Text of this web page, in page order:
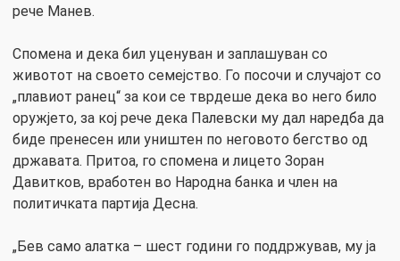
рече Манев.
Спомена и дека бил уценуван и заплашуван со
животот на своето семејство. Го посочи и случајот со
„плавиот ранец“ за кои се тврдеше дека во него било
оружјето, за кој рече дека Палевски му дал наредба да
биде пренесен или уништен по неговото бегство од
државата. Притоа, го спомена и лицето Зоран
Давитков, вработен во Народна банка и член на
политичката партија Десна.
„Бев само алатка – шест години го поддржував, му ја